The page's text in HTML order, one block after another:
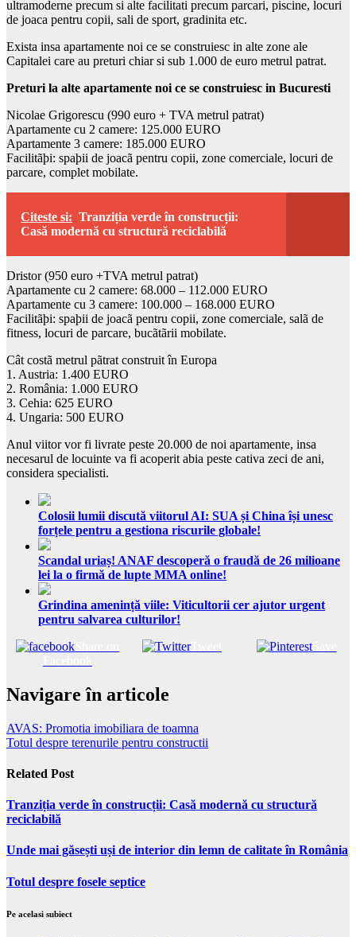
ultramoderne precum si alte facilitati precum parcari, piscine, locuri
de joaca pentru copii, sali de sport, gradinita etc.
Exista insa apartamente noi ce se construiesc in alte zone ale
Capitalei care au preturi chiar si sub 1.000 de euro metrul patrat.
Preturi la alte apartamente noi ce se construiesc in Bucuresti
Nicolae Grigorescu (990 euro + TVA metrul patrat)
Apartamente cu 2 camere: 125.000 EURO
Apartamente 3 camere: 185.000 EURO
Facilitãþi: spaþii de joacã pentru copii, zone comerciale, locuri de
parcare, complet mobilate.
Citeste si: Tranziția verde în construcții:
Casă modernă cu structură reciclabilă
Dristor (950 euro +TVA metrul patrat)
Apartamente cu 2 camere: 68.000 – 112.000 EURO
Apartamente cu 3 camere: 100.000 – 168.000 EURO
Facilitãþi: spaþii de joacã pentru copii, zone comerciale, salã de
fitness, locuri de parcare, bucãtãrii mobilate.
Cât costã metrul pãtrat construit în Europa
1. Austria: 1.400 EURO
2. România: 1.000 EURO
3. Cehia: 625 EURO
4. Ungaria: 500 EURO
Anul viitor vor fi livrate peste 20.000 de noi apartamente, insa
necesarul de locuinte va fi acoperit abia peste cativa zeci de ani,
considera specialisti.
Colosii lumii discută viitorul AI: SUA și China își unesc
forțele pentru a gestiona riscurile globale!
Scandal uriaș! ANAF descoperă o fraudă de 26 milioane
lei la o firmă de lupte MMA online!
Grindina amenință viile: Viticultorii cer ajutor urgent
pentru salvarea culturilor!
Tweet Save
Navigare în articole
AVAS: Promotia imobiliara de toamna
Totul despre terenurile pentru constructii
Related Post
Tranziția verde în construcții: Casă modernă cu structură
reciclabilă
Unde mai găsești uși de interior din lemn de calitate în România
Totul despre fosele septice
Pe acelasi subiect